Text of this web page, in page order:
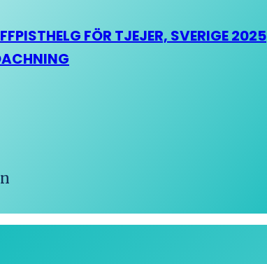
FÖR TJEJER, SVERIGE 2025